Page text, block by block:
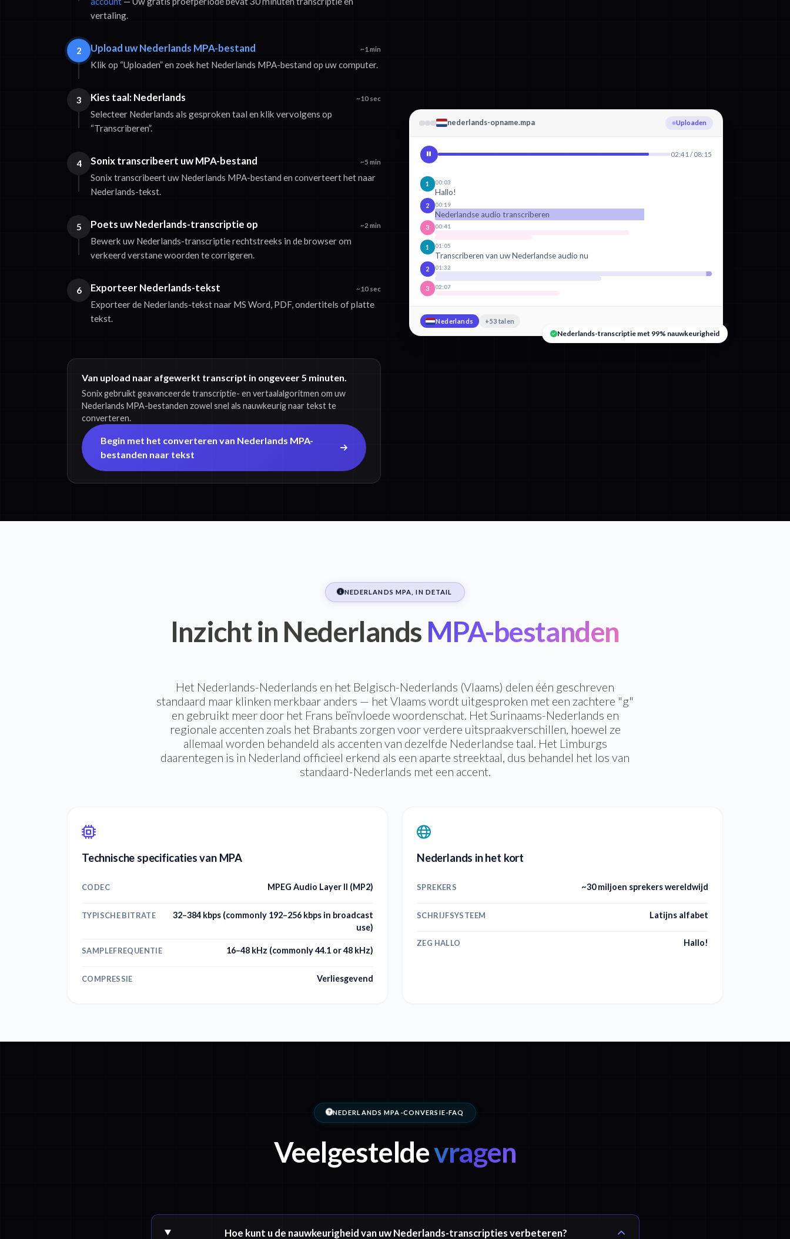
vertaling.
2 Upload uw Nederlands MPA-bestand ~1 min
Klik op “Uploaden” en zoek het Nederlands MPA-bestand op uw computer.
3 Kies taal: Nederlands ~10 sec
Selecteer Nederlands als gesproken taal en klik vervolgens op
“Transcriberen”.
4 Sonix transcribeert uw MPA-bestand ~5 min
Sonix transcribeert uw Nederlands MPA-bestand en converteert het naar
Nederlands-tekst.
5 Poets uw Nederlands-transcriptie op ~2 min
Bewerk uw Nederlands-transcriptie rechtstreeks in de browser om
verkeerd verstane woorden te corrigeren.
6 Exporteer Nederlands-tekst ~10 sec
Exporteer de Nederlands-tekst naar MS Word, PDF, ondertitels of platte
tekst.
Van upload naar afgewerkt transcript in ongeveer 5 minuten.
Sonix gebruikt geavanceerde transcriptie- en vertaalalgoritmen om uw
Nederlands MPA-bestanden zowel snel als nauwkeurig naar tekst te
converteren.
Begin met het converteren van Nederlands MPA-
bestanden naar tekst
nederlands-opname.mpa Nederlands detecteren
02:41 / 08:15
1 00:03
Hallo!
2 00:19
Nederlandse audio transcriberen
3 00:41
1 01:05
Transcriberen van uw Nederlandse audio nu
2 01:32
3 02:07
Nederlands +53 talen
Nederlands-transcriptie met 99% nauwkeurigheid
NEDERLANDS MPA, IN DETAIL
Inzicht in Nederlands MPA-bestanden
Het Nederlands-Nederlands en het Belgisch-Nederlands (Vlaams) delen één geschreven
standaard maar klinken merkbaar anders — het Vlaams wordt uitgesproken met een zachtere "g"
en gebruikt meer door het Frans beïnvloede woordenschat. Het Surinaams-Nederlands en
regionale accenten zoals het Brabants zorgen voor verdere uitspraakverschillen, hoewel ze
allemaal worden behandeld als accenten van dezelfde Nederlandse taal. Het Limburgs
daarentegen is in Nederland officieel erkend als een aparte streektaal, dus behandel het los van
standaard-Nederlands met een accent.
Technische specificaties van MPA
CODEC MPEG Audio Layer II (MP2)
TYPISCHE BITRATE
32–384 kbps (commonly 192–256 kbps in broadcast
use)
SAMPLEFREQUENTIE 16–48 kHz (commonly 44.1 or 48 kHz)
COMPRESSIE Verliesgevend
Nederlands in het kort
SPREKERS ~30 miljoen sprekers wereldwijd
SCHRIJFSYSTEEM Latijns alfabet
ZEG HALLO Hallo!
NEDERLANDS MPA-CONVERSIE-FAQ
Veelgesteldevragen
Hoe kunt u de nauwkeurigheid van uw Nederlands-transcripties verbeteren?